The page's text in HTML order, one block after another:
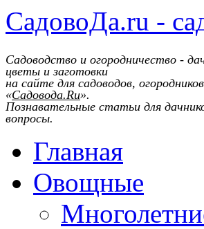
СадовоДа.ru -
Садоводство и огородничество -
цветы и заготовки
на сайте для садоводов,
«Садовода.Ru».
Познавательные статьи для
вопросы.
Главная
Овощные